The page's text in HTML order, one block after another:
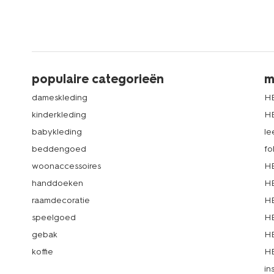
populaire categorieën
dameskleding
kinderkleding
babykleding
beddengoed
woonaccessoires
handdoeken
raamdecoratie
speelgoed
gebak
koffie